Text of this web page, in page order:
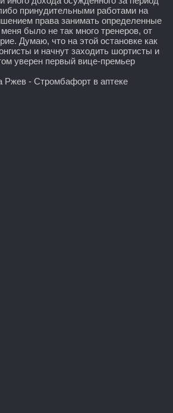
принудительными работами на
права занимать определенные
было не так много тренеров, от
Думаю, что на этой остановке как
и начнут заходить шортисты и
уверен первый вице-премьер
Ржев - Стромбафорт в аптеке